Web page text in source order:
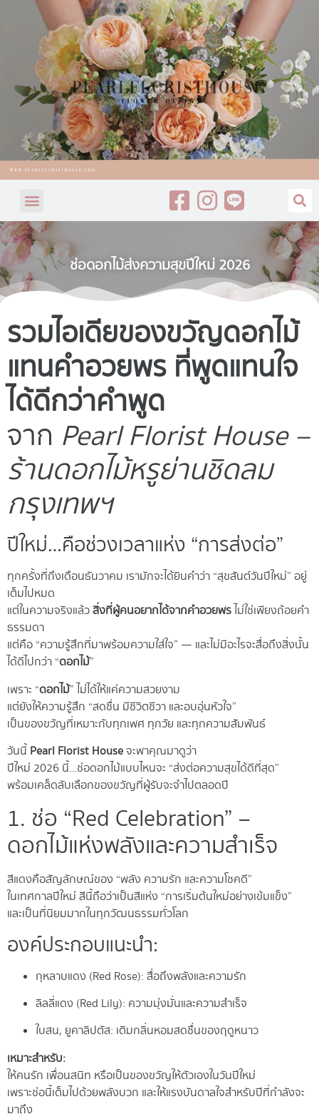
ช่อดอกไม้ส่งความสุขปีใหม่ 2026
รวมไอเดียของขวัญดอกไม้
แทนคำอวยพร ที่พูดแทนใจ
ได้ดีกว่าคำพูด
จาก Pearl Florist House –
ร้านดอกไม้หรูย่านชิดลม
กรุงเทพฯ
ปีใหม่…คือช่วงเวลาแห่ง “การส่งต่อ”
ทุกครั้งที่ถึงเดือนธันวาคม เรามักจะได้ยินคำว่า “สุขสันต์วันปีใหม่” อยู่
เต็มไปหมด
แต่ในความจริงแล้วสิ่งที่ผู้คนอยากได้จากคำอวยพร ไม่ใช่เพียงถ้อยคำ
ธรรมดา
แต่คือ “ความรู้สึกที่มาพร้อมความใส่ใจ” — และไม่มีอะไรจะสื่อถึงสิ่งนั้น
ได้ดีไปกว่า “ดอกไม้”
เพราะ “ดอกไม้” ไม่ได้ให้แค่ความสวยงาม
แต่ยังให้ความรู้สึก “สดชื่น มีชีวิตชีวา และอบอุ่นหัวใจ”
เป็นของขวัญที่เหมาะกับทุกเพศ ทุกวัย และทุกความสัมพันธ์
วันนี้ Pearl Florist Houseจะพาคุณมาดูว่า
ปีใหม่ 2026 นี้…ช่อดอกไม้แบบไหนจะ “ส่งต่อความสุขได้ดีที่สุด”
พร้อมเคล็ดลับเลือกของขวัญที่ผู้รับจะจำไปตลอดปี
1. ช่อ “Red Celebration” –
ดอกไม้แห่งพลังและความสำเร็จ
สีแดงคือสัญลักษณ์ของ “พลัง ความรัก และความโชคดี”
ในเทศกาลปีใหม่ สีนี้ถือว่าเป็นสีแห่ง “การเริ่มต้นใหม่อย่างเข้มแข็ง”
และเป็นที่นิยมมากในทุกวัฒนธรรมทั่วโลก
องค์ประกอบแนะนำ:
กุหลาบแดง (Red Rose): สื่อถึงพลังและความรัก
ลิลลี่แดง (Red Lily): ความมุ่งมั่นและความสำเร็จ
ใบสน, ยูคาลิปตัส: เติมกลิ่นหอมสดชื่นของฤดูหนาว
เหมาะสำหรับ:
ให้คนรัก เพื่อนสนิท หรือเป็นของขวัญให้ตัวเองในวันปีใหม่
เพราะช่อนี้เต็มไปด้วยพลังบวก และให้แรงบันดาลใจสำหรับปีที่กำลังจะ
มาถึง